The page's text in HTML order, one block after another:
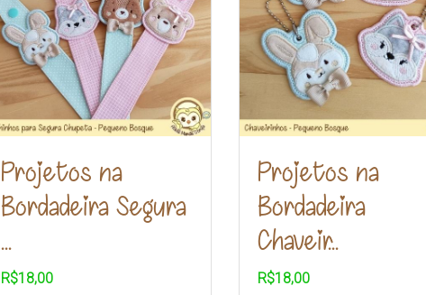
Projetos na
Bordadeira Segura
...
R$18,00
Projetos na
Bordadeira
Chaveir...
R$18,00